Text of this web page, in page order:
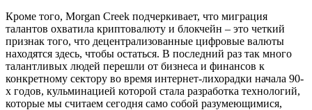
Кроме того, Morgan Creek подчеркивает, что миграция
талантов охватила криптовалюту и блокчейн – это четкий
признак того, что децентрализованные цифровые валюты
находятся здесь, чтобы остаться. В последний раз так много
талантливых людей перешли от бизнеса и финансов к
конкретному сектору во время интернет-лихорадки начала 90-
х годов, кульминацией которой стала разработка технологий,
которые мы считаем сегодня само собой разумеющимися,